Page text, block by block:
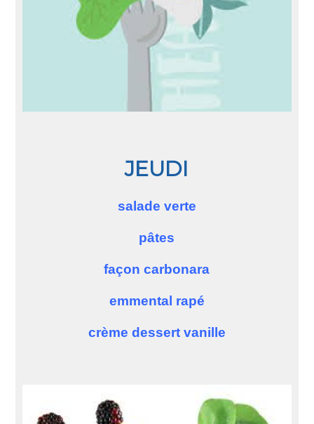
JEUDI
salade verte
pâtes
façon carbonara
emmental rapé
crème dessert vanille